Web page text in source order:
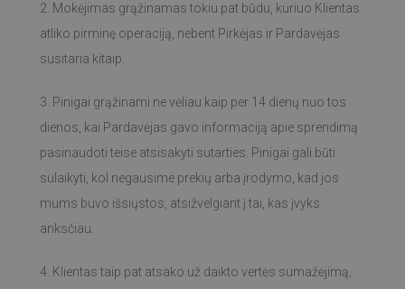
2. Mokėjimas grąžinamas tokiu pat būdu, kuriuo Klientas
atliko pirminę operaciją, nebent Pirkėjas ir Pardavėjas
susitaria kitaip.
3. Pinigai grąžinami ne vėliau kaip per 14 dienų nuo tos
dienos, kai Pardavėjas gavo informaciją apie sprendimą
pasinaudoti teise atsisakyti sutarties. Pinigai gali būti
sulaikyti, kol negausime prekių arba įrodymo, kad jos
mums buvo išsiųstos, atsižvelgiant į tai, kas įvyks
anksčiau.
4. Klientas taip pat atsako už daikto vertės sumažėjimą,